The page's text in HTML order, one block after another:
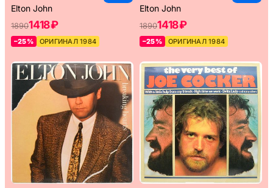
Elton John
18901418 ₽
–25% ОРИГИНАЛ 1984
Elton John
18901418 ₽
–25% ОРИГИНАЛ 1984